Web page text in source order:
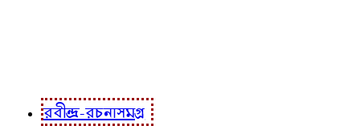
রবীন্দ্র-রচনাসমগ্র